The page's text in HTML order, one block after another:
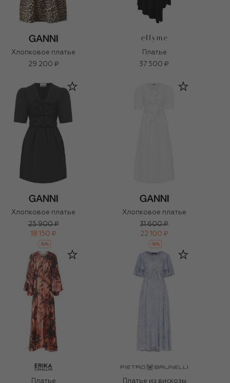
Хлопковое платье
29 200 ₽
Платье
37 500 ₽
Хлопковое платье
25 900 ₽
18 150 ₽
-30%
Хлопковое платье
31 600 ₽
22 100 ₽
-30%
Платье
Платье из вискозы